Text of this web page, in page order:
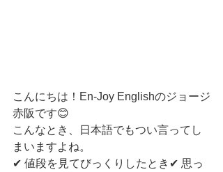
こんにちは！En-Joy Englishのジョージ
赤阪です😊
こんなとき、日本語でもつい言ってし
まいますよね。
✔ 値段を見てびっくりしたとき✔ 思っ